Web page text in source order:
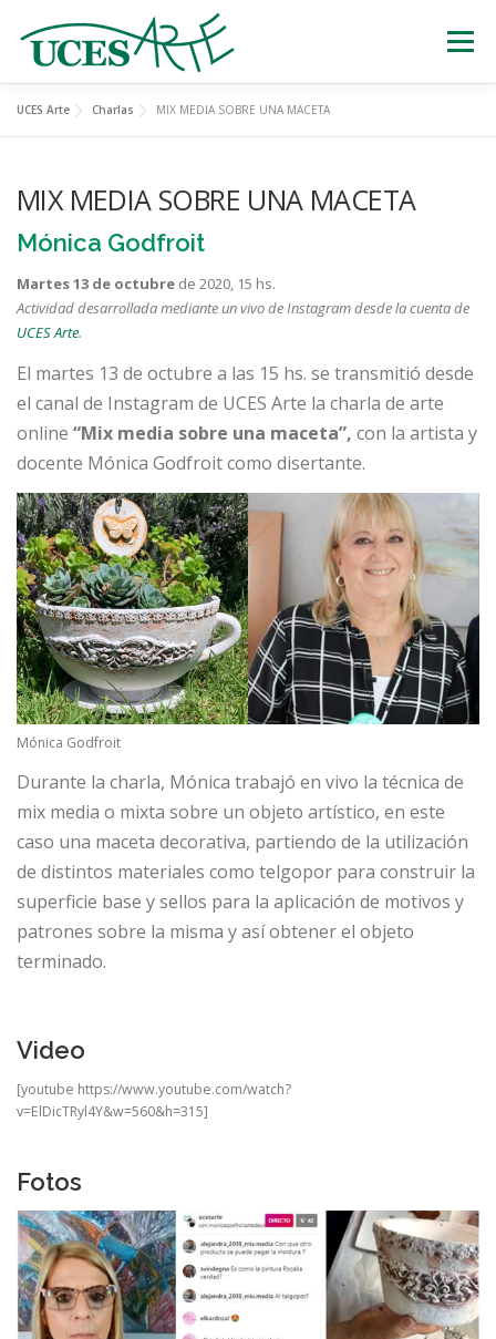
Menu
MÚSICA ESTATUAS VIVIENTES
OTRAS ACTIVIDADES
UCES Arte Charlas MIX MEDIA SOBRE UNA MACETA
MIX MEDIA SOBRE UNA MACETA
Mónica Godfroit
Martes 13 de octubre de 2020, 15 hs.
Actividad desarrolladamediante un vivo de Instagram desde la cuenta de
UCES Arte.
El martes 13 de octubre a las 15 hs. se transmitió desde
el canal de Instagram de UCES Arte la charla de arte
online “Mix media sobre una maceta”, con la artista y
docente Mónica Godfroit como disertante.
Mónica Godfroit
Durante la charla, Mónica trabajó en vivo la técnica de
mix media o mixta sobre un objeto artístico, en este
caso una maceta decorativa, partiendo de la utilización
de distintos materiales como telgopor para construir la
superficie base y sellos para la aplicación de motivos y
patrones sobre la misma y así obtener el objeto
terminado.
Video
[youtube https://www.youtube.com/watch?
v=ElDicTRyl4Y&w=560&h=315]
Fotos